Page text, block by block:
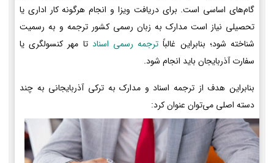
گام‌های اساسی است. برای دریافت ویزا و انجام هرگونه کار اداری یا
تحصیلی نیاز است مدارک به زبان رسمی کشور ترجمه و به رسمیت
شناخته شود؛ بنابراین غالباً ترجمه رسمی اسناد تا مهر کنسولگری یا
سفارت آذربایجان باید انجام شود.
بنابراین هدف از ترجمه اسناد و مدارک به ترکی آذربایجانی به چند
دسته اصلی می‌توان عنوان کرد: